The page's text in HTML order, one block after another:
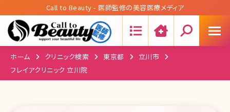
Call to Beauty - 医師監修の美容医療メディア
ホーム クリニック検索 東京都
立川市
フレイアクリニック 立川院